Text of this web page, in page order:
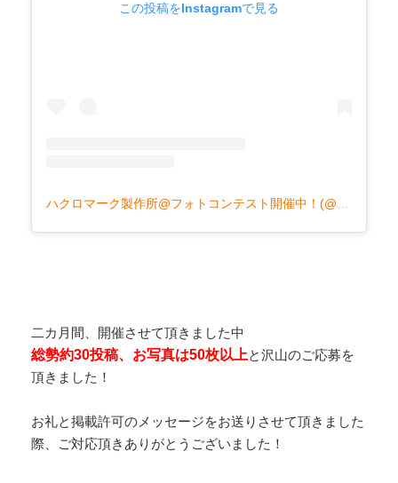
この投稿をInstagramで見る
ハクロマーク製作所@フォトコンテスト開催中！(@hakuro_mark)がシェアした投稿
二カ月間、開催させて頂きました中
総勢約30投稿、お写真は50枚以上と沢山のご応募を
頂きました！
お礼と掲載許可のメッセージをお送りさせて頂きました
際、ご対応頂きありがとうございました！